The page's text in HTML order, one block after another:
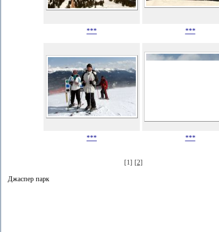
*** ***
*** ***
[1] [2]
Джаспер парк